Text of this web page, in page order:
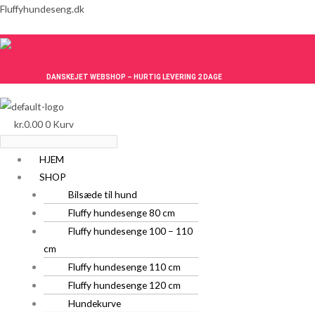
Gå
indholdet
Fluffyhundeseng.dk
DANSKEJET WEBSHOP – HURTIG LEVERING 2 DAGE
kr.0.000 Kurv
Menu
HJEM
SHOP
Bilsæde til hund
Fluffy hundesenge 80 cm
Fluffy hundesenge 100 – 110
cm
Fluffy hundesenge 110 cm
Fluffy hundesenge 120 cm
Hundekurve
Menu